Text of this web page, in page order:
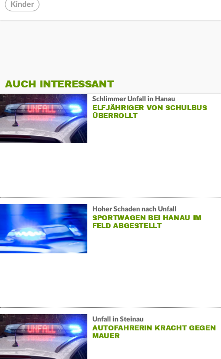
Kinder
AUCH INTERESSANT
Schlimmer Unfall in Hanau
ELFJÄHRIGER VON SCHULBUS
ÜBERROLLT
Hoher Schaden nach Unfall
SPORTWAGEN BEI HANAU IM
FELD ABGESTELLT
Unfall in Steinau
AUTOFAHRERIN KRACHT GEGEN
MAUER